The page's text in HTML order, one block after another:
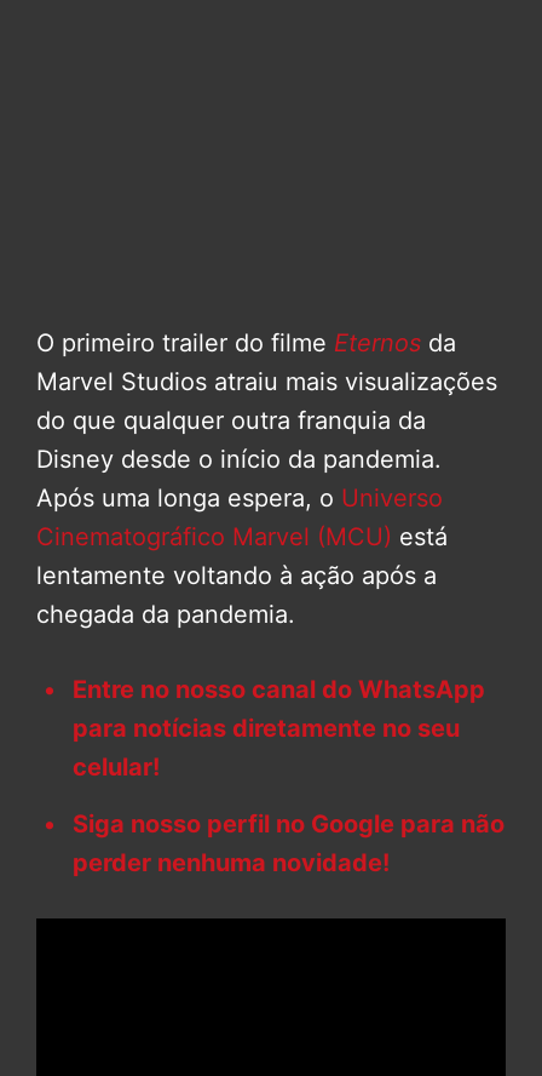
O primeiro trailer do filme Eternos da
Marvel Studios atraiu mais visualizações
do que qualquer outra franquia da
Disney desde o início da pandemia.
Após uma longa espera, o Universo
Cinematográfico Marvel (MCU) está
lentamente voltando à ação após a
chegada da pandemia.
Entre no nosso canal do WhatsApp
para notícias diretamente no seu
celular!
Siga nosso perfil no Google para não
perder nenhuma novidade!